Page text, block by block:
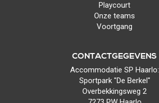
Playcourt
Onze teams
Voortgang
CONTACTGEGEVENS
Accommodatie SP Haarlo:
Sportpark "De Berkel"
Overbekkingsweg 2